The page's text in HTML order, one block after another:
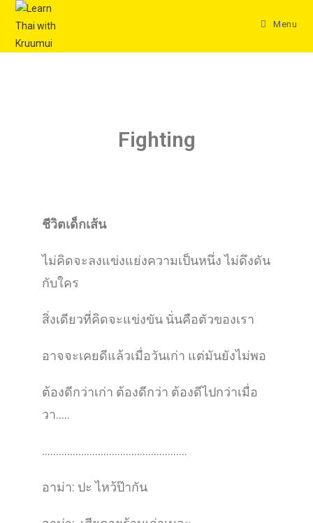
Menu
Fighting
ชีวิตเด็กเส้น
ไม่คิดจะลงแข่งแย่งความเป็นหนึ่ง ไม่ดึงดัน
กับใคร
สิ่งเดียวที่คิดจะแข่งขัน นั่นคือตัวของเรา
อาจจะเคยดีแล้วเมื่อวันเก่า แต่มันยังไม่พอ
ต้องดีกว่าเก่า ต้องดีกว่า ต้องดีไปกว่าเมื่อ
วา…..
…………………………………………….
อาม่า: ปะ ไหว้ป๊ากัน